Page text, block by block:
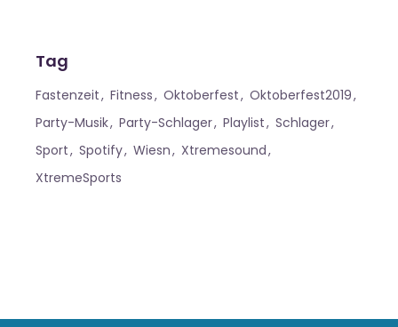
Tag
Fastenzeit Fitness Oktoberfest
Oktoberfest2019
Party-Musik
Party-Schlager Playlist
Schlager
Sport
Spotify Wiesn
Xtremesound
XtremeSports